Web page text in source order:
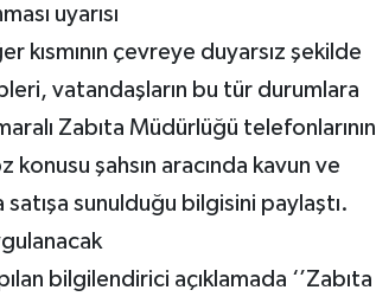
uyarısı
kısmının çevreye duyarsız şekilde
vatandaşların bu tür durumlara
Zabıta Müdürlüğü telefonlarının
şahsın aracında kavun ve
sunulduğu bilgisini paylaştı.
bilgilendirici açıklamada ‘’Zabıta